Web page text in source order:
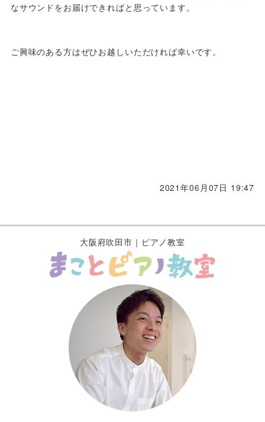
なサウンドをお届けできればと思っています。
ご興味のある方はぜひお越しいただければ幸いです。
2021年06月07日 19:47
大阪府吹田市｜ピアノ教室